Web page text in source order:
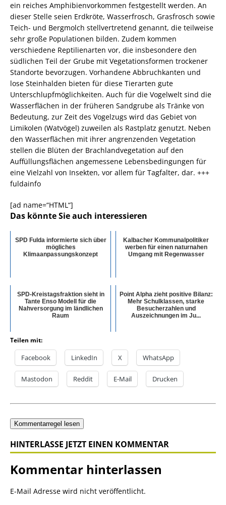
ein reiches Amphibienvorkommen festgestellt werden. An
dieser Stelle seien Erdkröte, Wasserfrosch, Grasfrosch sowie
Teich- und Bergmolch stellvertretend genannt, die teilweise
sehr große Populationen bilden. Zudem kommen
verschiedene Reptilienarten vor, die insbesondere den
südlichen Teil der Grube mit Vegetationsformen trockener
Standorte bevorzugen. Vorhandene Abbruchkanten und
lose Steinhalden bieten für diese Tierarten gute
Unterschlupfmöglichkeiten. Auch für die Vogelwelt sind die
Wasserflächen in der früheren Sandgrube als Tränke von
Bedeutung, zur Zeit des Vogelzugs wird das Gebiet von
Limikolen (Watvögel) zuweilen als Rastplatz genutzt. Neben
den Wasserflächen mit ihrer angrenzenden Vegetation
stellen die Blüten der Brachlandvegetation auf den
Auffüllungsflächen angemessene Lebensbedingungen für
eine Vielzahl von Insekten, vor allem für Tagfalter, dar. +++
fuldainfo
[ad name=“HTML“]
Das könnte Sie auch interessieren
SPD Fulda informierte sich über
mögliches
Klimaanpassungskonzept
Kalbacher Kommunalpolitiker
werben für einen naturnahen
Umgang mit Regenwasser
SPD-Kreistagsfraktion sieht in
Tante Enso Modell für die
Nahversorgung im ländlichen
Raum
Point Alpha zieht positive Bilanz:
Mehr Schulklassen, starke
Besucherzahlen und
Auszeichnungen im Ju...
Teilen mit:
Facebook LinkedIn X WhatsApp
Mastodon Reddit E-Mail Drucken
Kommentarregel lesen
HINTERLASSE JETZT EINEN KOMMENTAR
Kommentar hinterlassen
E-Mail Adresse wird nicht veröffentlicht.